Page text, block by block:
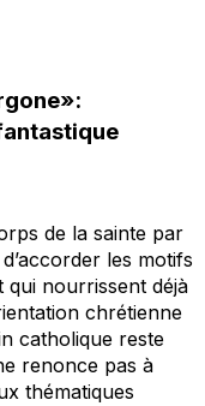
de la sainte par
les motifs
nourrissent déjà
chrétienne
catholique reste
renonce pas à
thématiques